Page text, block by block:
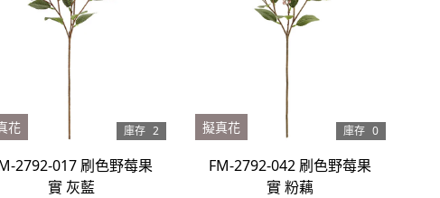
庫存 2
花
2792-017 刷色野莓果
實 灰藍
庫存 0
擬真花
FM-2792-042 刷色野莓果
實 粉藕